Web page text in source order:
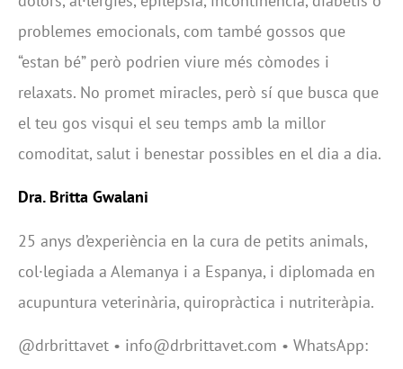
problemes emocionals, com també gossos que
“estan bé” però podrien viure més còmodes i
relaxats. No promet miracles, però sí que busca que
el teu gos visqui el seu temps amb la millor
comoditat, salut i benestar possibles en el dia a dia.
Dra. Britta Gwalani
25 anys d’experiència en la cura de petits animals,
col·legiada a Alemanya i a Espanya, i diplomada en
acupuntura veterinària, quiropràctica i nutriteràpia.
@drbrittavet • info@drbrittavet.com • WhatsApp: